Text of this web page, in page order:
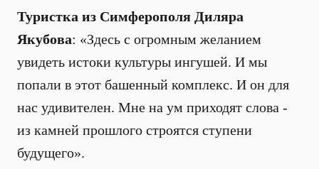
Туристка из Симферополя Диляра
Якубова: «Здесь с огромным желанием
увидеть истоки культуры ингушей. И мы
попали в этот башенный комплекс. И он для
нас удивителен. Мне на ум приходят слова -
из камней прошлого строятся ступени
будущего».